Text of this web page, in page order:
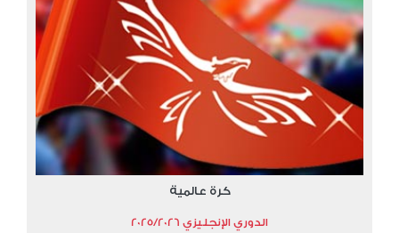
كرة عالمية
الدوري الإنجليزي 2025/2026